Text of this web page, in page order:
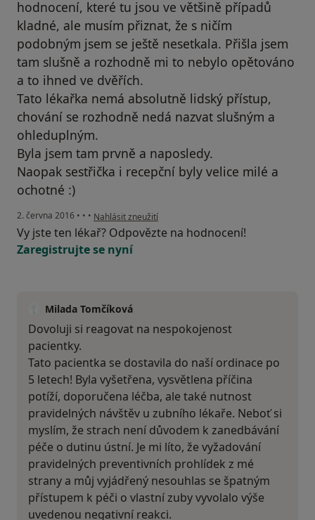
hodnocení, které tu jsou ve většině případů
kladné, ale musím přiznat, že s ničím
podobným jsem se ještě nesetkala. Přišla jsem
tam slušně a rozhodně mi to nebylo opětováno
a to ihned ve dvěřích.
Tato lékařka nemá absolutně lidský přístup,
chování se rozhodně nedá nazvat slušným a
ohleduplným.
Byla jsem tam prvně a naposledy.
Naopak sestřička i recepční byly velice milé a
ochotné :)
2. června 2016 • • • podle názoru uživatele Váš účet byl odstraněn
Nahlásit zneužití
Vy jste ten lékař? Odpovězte na hodnocení!
Zaregistrujte se nyní
Milada Tomčíková
Dovoluji si reagovat na nespokojenost
pacientky.
Tato pacientka se dostavila do naší ordinace po
5 letech! Byla vyšetřena, vysvětlena příčina
potíží, doporučena léčba, ale také nutnost
pravidelných návštěv u zubního lékaře. Neboť si
myslím, že strach není důvodem k zanedbávání
péče o dutinu ústní. Je mi líto, že vyžadování
pravidelných preventivních prohlídek z mé
strany a můj vyjádřený nesouhlas se špatným
přístupem k péči o vlastní zuby vyvolalo výše
uvedenou negativní reakci.